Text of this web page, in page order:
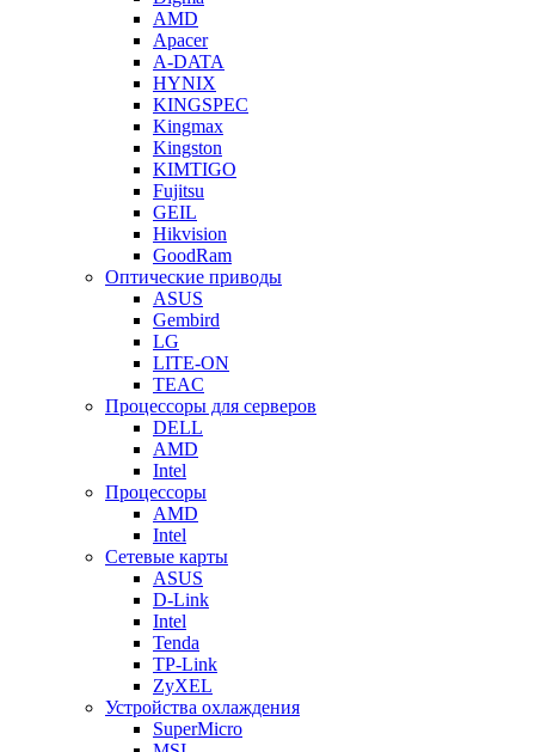
AMD
Apacer
A-DATA
HYNIX
KINGSPEC
Kingmax
Kingston
KIMTIGO
Fujitsu
GEIL
Hikvision
GoodRam
Оптические приводы
ASUS
Gembird
LG
LITE-ON
TEAC
Процессоры для серверов
DELL
AMD
Intel
Процессоры
AMD
Intel
Сетевые карты
ASUS
D-Link
Intel
Tenda
TP-Link
ZyXEL
Устройства охлаждения
SuperMicro